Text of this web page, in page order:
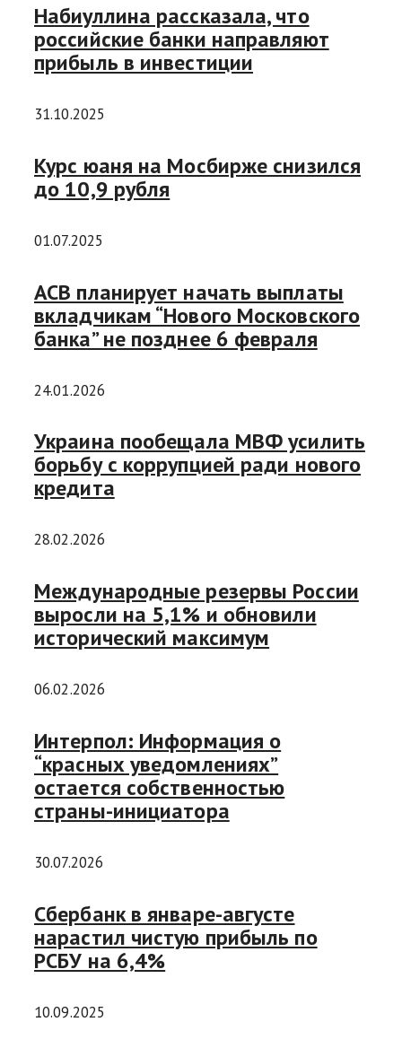
Набиуллина рассказала, что
российские банки направляют
прибыль в инвестиции
31.10.2025
Курс юаня на Мосбирже снизился
до 10,9 рубля
01.07.2025
АСВ планирует начать выплаты
вкладчикам “Нового Московского
банка” не позднее 6 февраля
24.01.2026
Украина пообещала МВФ усилить
борьбу с коррупцией ради нового
кредита
28.02.2026
Международные резервы России
выросли на 5,1% и обновили
исторический максимум
06.02.2026
Интерпол: Информация о
“красных уведомлениях”
остается собственностью
страны-инициатора
30.07.2026
Сбербанк в январе-августе
нарастил чистую прибыль по
РСБУ на 6,4%
10.09.2025